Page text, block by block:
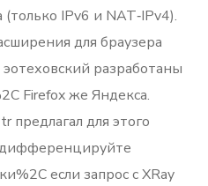
IPv6 и NAT‑IPv4).
для браузера
разработаны
Firefox же Яндекса.
предлагал для этого
если запрос с XRay